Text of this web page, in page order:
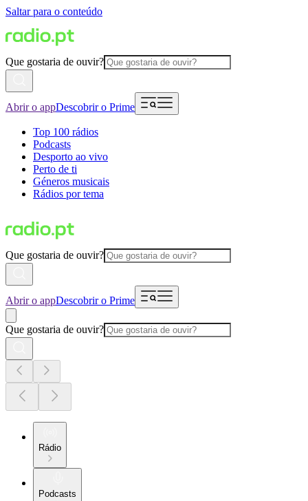
Saltar para o conteúdo
Que gostaria de ouvir?
Abrir o appDescobrir o Prime
Top 100 rádios
Podcasts
Desporto ao vivo
Perto de ti
Géneros musicais
Rádios por tema
Que gostaria de ouvir?
Abrir o appDescobrir o Prime
Que gostaria de ouvir?
Rádio
Podcasts